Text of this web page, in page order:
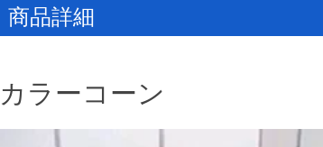
商品詳細
カラーコーン